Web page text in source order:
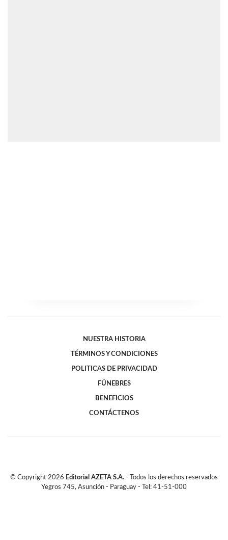
NUESTRA HISTORIA
TÉRMINOS Y CONDICIONES
POLITICAS DE PRIVACIDAD
FÚNEBRES
BENEFICIOS
CONTÁCTENOS
© Copyright 2026 Editorial AZETA S.A. - Todos los derechos reservados
Yegros 745, Asunción - Paraguay - Tel: 41-51-000